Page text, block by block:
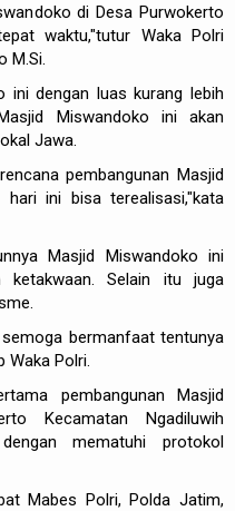
di Desa Purwokerto
waktu,"tutur Waka Polri
M.Si.
ini dengan luas kurang lebih
Miswandoko ini akan
Jawa.
pembangunan Masjid
ini bisa terealisasi,"kata
Masjid Miswandoko ini
ketakwaan. Selain itu juga
bermanfaat tentunya
Waka Polri.
pembangunan Masjid
Kecamatan Ngadiluwih
mematuhi protokol
Mabes Polri, Polda Jatim,